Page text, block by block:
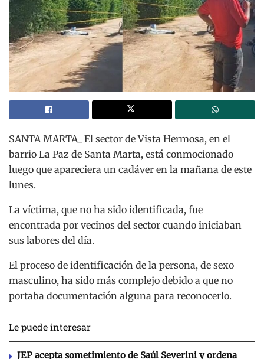
SANTA MARTA_ El sector de Vista Hermosa, en el
barrio La Paz de Santa Marta, está conmocionado
luego que apareciera un cadáver en la mañana de este
lunes.
La víctima, que no ha sido identificada, fue
encontrada por vecinos del sector cuando iniciaban
sus labores del día.
El proceso de identificación de la persona, de sexo
masculino, ha sido más complejo debido a que no
portaba documentación alguna para reconocerlo.
Le puede interesar
JEP acepta sometimiento de Saúl Severini y ordena